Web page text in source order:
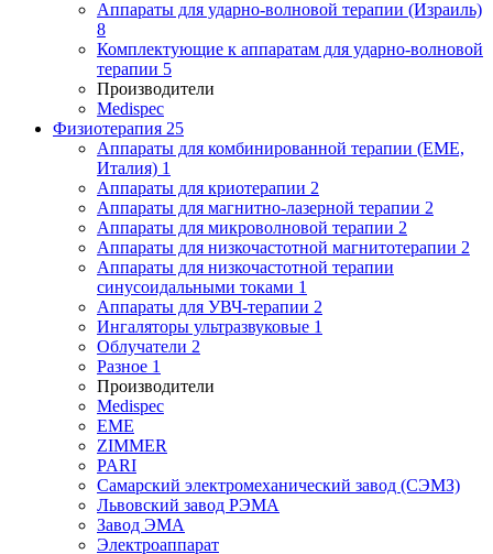
Аппараты для ударно-волновой терапии (Израиль)
8
Комплектующие к аппаратам для ударно-волновой
терапии 5
Производители
Medispec
Физиотерапия 25
Аппараты для комбинированной терапии (EME,
Италия) 1
Аппараты для криотерапии 2
Аппараты для магнитно-лазерной терапии 2
Аппараты для микроволновой терапии 2
Аппараты для низкочастотной магнитотерапии 2
Аппараты для низкочастотной терапии
синусоидальными токами 1
Аппараты для УВЧ-терапии 2
Ингаляторы ультразвуковые 1
Облучатели 2
Разное 1
Производители
Medispec
EME
ZIMMER
PARI
Самарский электромеханический завод (СЭМЗ)
Львовский завод РЭМА
Завод ЭМА
Электроаппарат